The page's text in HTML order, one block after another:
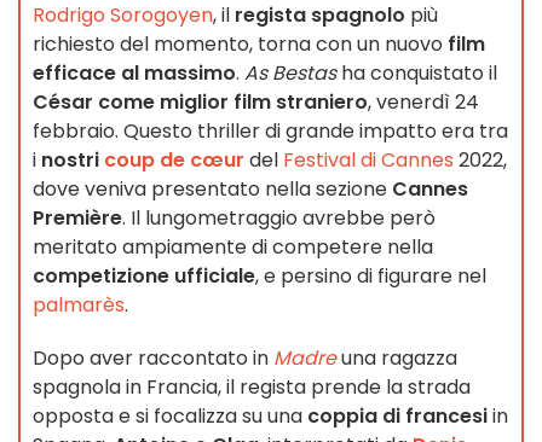
Rodrigo Sorogoyen, il regista spagnolo più
richiesto del momento, torna con un nuovo film
efficace al massimo. As Bestasha conquistato il
César come miglior film straniero, venerdì 24
febbraio. Questo thriller di grande impatto era tra
i nostri coup de cœur del Festival di Cannes 2022,
dove veniva presentato nella sezione Cannes
Première. Il lungometraggio avrebbe però
meritato ampiamente di competere nella
competizione ufficiale, e persino di figurare nel
palmarès.
Dopo aver raccontato in Madreuna ragazza
spagnola in Francia, il regista prende la strada
opposta e si focalizza su una coppia di francesiin